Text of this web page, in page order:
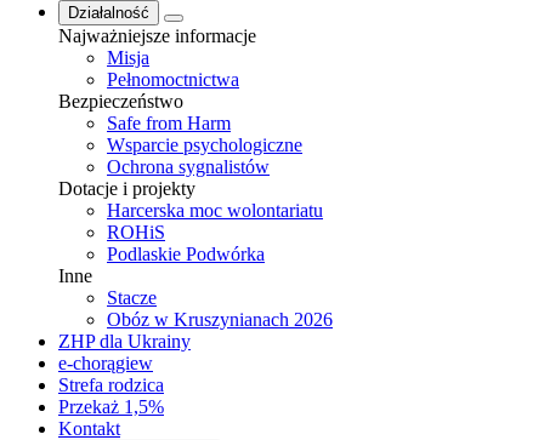
Działalność
Najważniejsze informacje
Misja
Pełnomoctnictwa
Bezpieczeństwo
Safe from Harm
Wsparcie psychologiczne
Ochrona sygnalistów
Dotacje i projekty
Harcerska moc wolontariatu
ROHiS
Podlaskie Podwórka
Inne
Stacze
Obóz w Kruszynianach 2026
ZHP dla Ukrainy
e-chorągiew
Strefa rodzica
Przekaż 1,5%
Kontakt